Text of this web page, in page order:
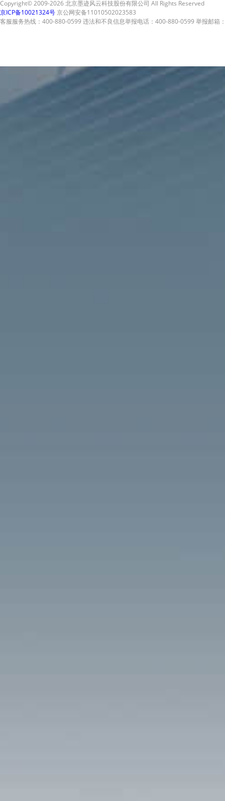
Copyright© 2009-2026 北京墨迹风云科技股份有限公司 All Rights Reserved
京ICP备10021324号京公网安备11010502023583
客服服务热线：400-880-0599 违法和不良信息举报电话：400-880-0599 举报邮箱